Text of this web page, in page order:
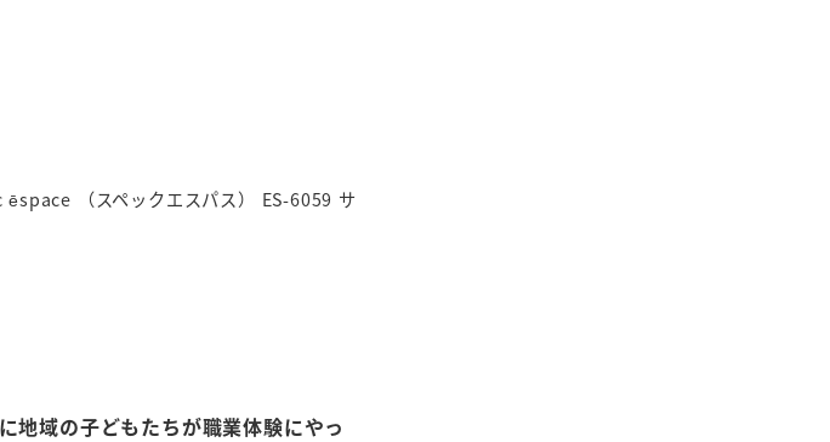
（スペックエスパス） ES-6059 サ
地域の子どもたちが職業体験にやっ